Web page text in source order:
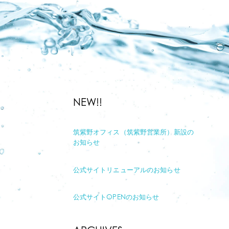
NEW!!
筑紫野オフィス（筑紫野営業所）新設の
お知らせ
公式サイトリニューアルのお知らせ
公式サイトOPENのお知らせ